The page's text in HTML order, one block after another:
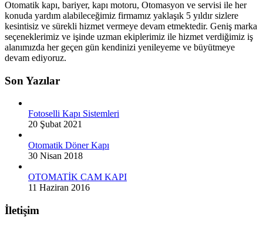
Otomatik kapı, bariyer, kapı motoru, Otomasyon ve servisi ile her
konuda yardım alabileceğimiz firmamız yaklaşık 5 yıldır sizlere
kesintisiz ve sürekli hizmet vermeye devam etmektedir. Geniş marka
seçeneklerimiz ve işinde uzman ekiplerimiz ile hizmet verdiğimiz iş
alanımızda her geçen gün kendinizi yenileyeme ve büyütmeye
devam ediyoruz.
Son Yazılar
Fotoselli Kapı Sistemleri
20 Şubat 2021
Otomatik Döner Kapı
30 Nisan 2018
OTOMATİK CAM KAPI
11 Haziran 2016
İletişim